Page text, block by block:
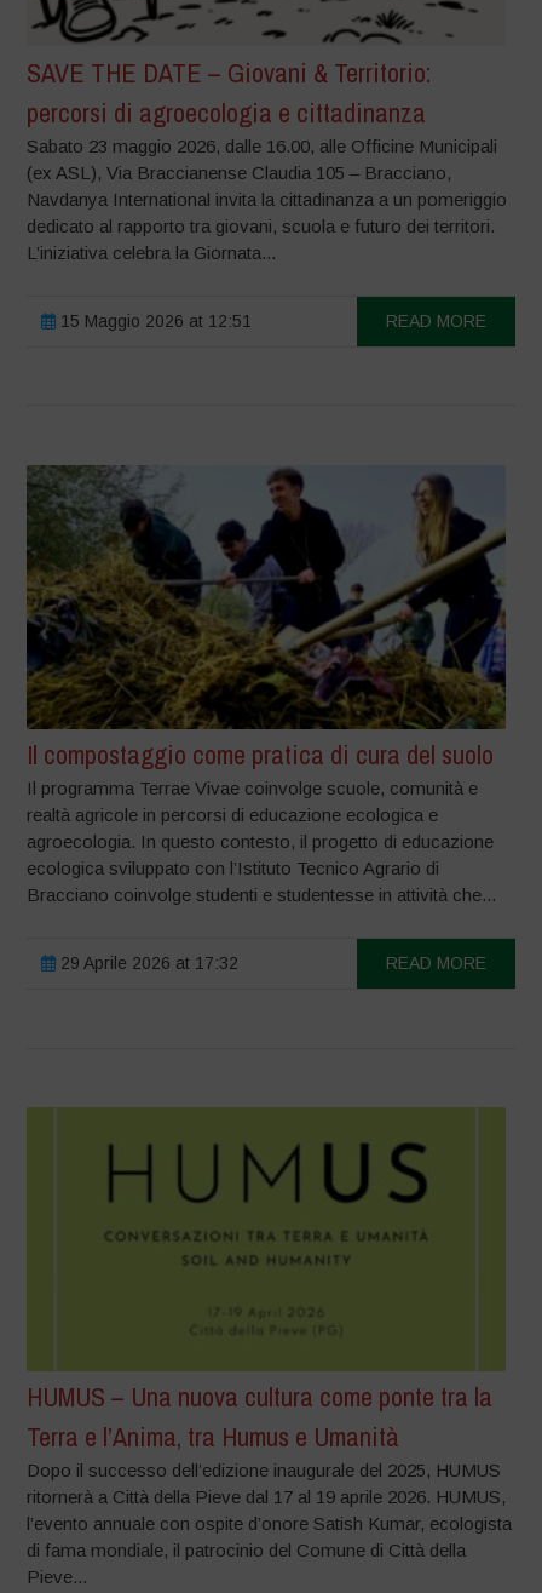
SAVE THE DATE – Giovani & Territorio:
percorsi di agroecologia e cittadinanza
Sabato 23 maggio 2026, dalle 16.00, alle Officine Municipali
(ex ASL), Via Braccianense Claudia 105 – Bracciano,
Navdanya International invita la cittadinanza a un pomeriggio
dedicato al rapporto tra giovani, scuola e futuro dei territori.
L’iniziativa celebra la Giornata...
15 Maggio 2026 at 12:51 READ MORE
Il compostaggio come pratica di cura del suolo
Il programma Terrae Vivae coinvolge scuole, comunità e
realtà agricole in percorsi di educazione ecologica e
agroecologia. In questo contesto, il progetto di educazione
ecologica sviluppato con l’Istituto Tecnico Agrario di
Bracciano coinvolge studenti e studentesse in attività che...
29 Aprile 2026 at 17:32 READ MORE
HUMUS – Una nuova cultura come ponte tra la
Terra e l’Anima, tra Humus e Umanità
Dopo il successo dell’edizione inaugurale del 2025, HUMUS
ritornerà a Città della Pieve dal 17 al 19 aprile 2026. HUMUS,
l’evento annuale con ospite d’onore Satish Kumar, ecologista
di fama mondiale, il patrocinio del Comune di Città della
Pieve...